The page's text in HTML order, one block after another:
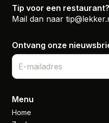
Tip voor een restaurant?
Mail dan naar
Ontvang onze
Menu
Home